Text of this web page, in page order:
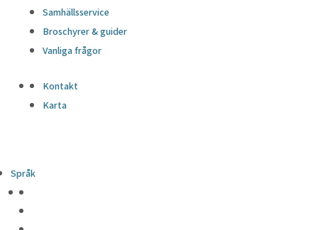
Samhällsservice
Broschyrer & guider
Vanliga frågor
Kontakt
Karta
Språk